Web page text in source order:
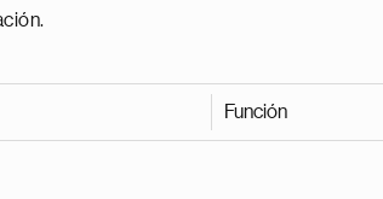
Función